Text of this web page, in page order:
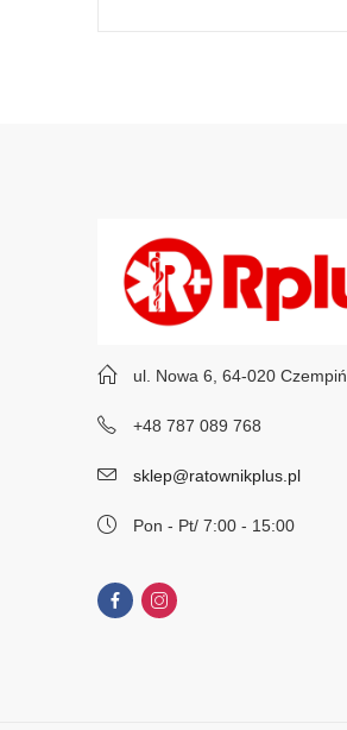
ul. Nowa 6, 64-020 Czempiń
+48 787 089 768
sklep@ratownikplus.pl
Pon - Pt/ 7:00 - 15:00